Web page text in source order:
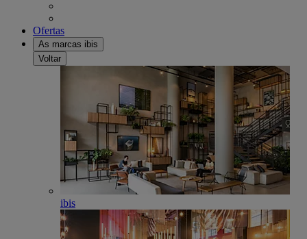
Ofertas
As marcas ibis
Voltar
ibis